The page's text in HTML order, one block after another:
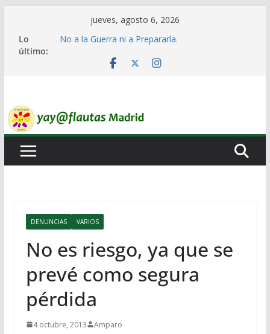
contenido
jueves, agosto 6, 2026
Lo
último:
No a la Guerra ni a Prepararla.
Ni un Euro para el Rearme. Ni un Voto para la
DENUNCIAS VARIOS
No es riesgo, ya que se
prevé como segura
pérdida
4 octubre, 2013 Amparo